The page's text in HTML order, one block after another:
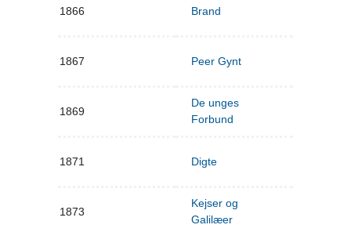
1866 Brand
1867 Peer Gynt
1869
De unges
Forbund
1871 Digte
1873
Kejser og
Galilæer